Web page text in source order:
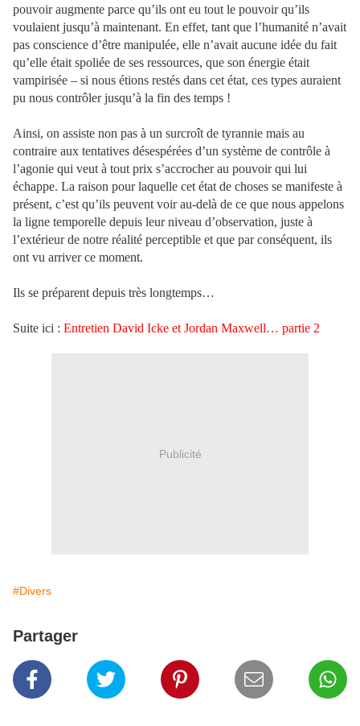
pouvoir augmente parce qu’ils ont eu tout le pouvoir qu’ils
voulaient jusqu’à maintenant. En effet, tant que l’humanité n’avait
pas conscience d’être manipulée, elle n’avait aucune idée du fait
qu’elle était spoliée de ses ressources, que son énergie était
vampirisée – si nous étions restés dans cet état, ces types auraient
pu nous contrôler jusqu’à la fin des temps !
Ainsi, on assiste non pas à un surcroît de tyrannie mais au
contraire aux tentatives désespérées d’un système de contrôle à
l’agonie qui veut à tout prix s’accrocher au pouvoir qui lui
échappe. La raison pour laquelle cet état de choses se manifeste à
présent, c’est qu’ils peuvent voir au-delà de ce que nous appelons
la ligne temporelle depuis leur niveau d’observation, juste à
l’extérieur de notre réalité perceptible et que par conséquent, ils
ont vu arriver ce moment.
Ils se préparent depuis très longtemps…
Suite ici : Entretien David Icke et Jordan Maxwell… partie 2
Publicité
#Divers
Partager